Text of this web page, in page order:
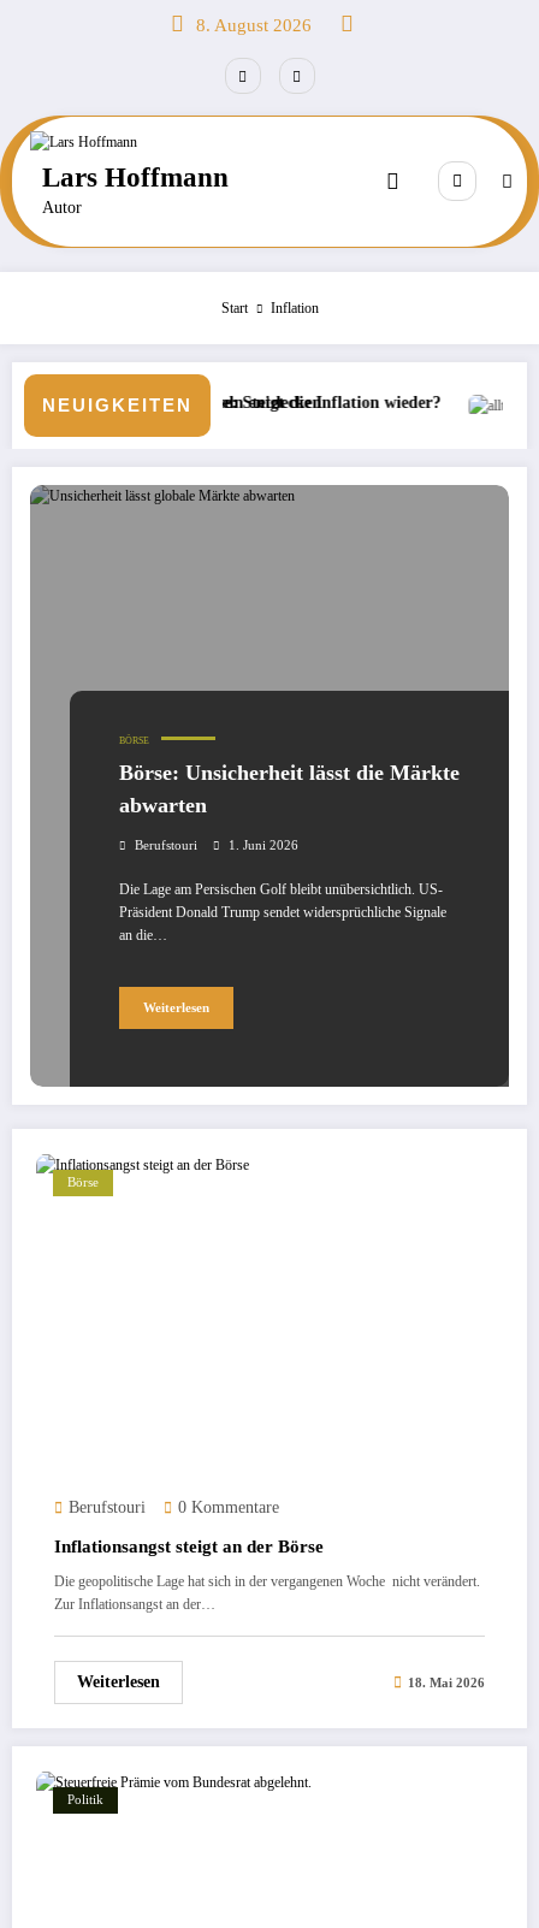
8. August 2026
Lars Hoffmann
Autor
Start Inflation
NEUIGKEITEN
entdecken
Steigt die Inflation wieder? Neue Veranstaltermarke
BÖRSE
Börse: Unsicherheit lässt die Märkte
abwarten
Berufstouri 1. Juni 2026
Die Lage am Persischen Golf bleibt unübersichtlich. US-
Präsident Donald Trump sendet widersprüchliche Signale
an die…
Weiterlesen
Börse
Berufstouri 0 Kommentare
Inflationsangst steigt an der Börse
Die geopolitische Lage hat sich in der vergangenen Woche nicht verändert.
Zur Inflationsangst an der…
Weiterlesen 18. Mai 2026
Politik